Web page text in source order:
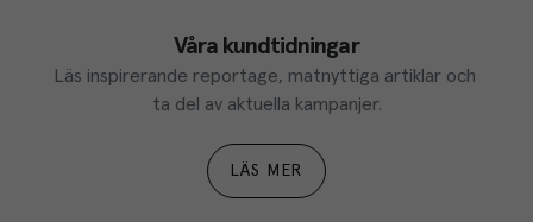
Våra kundtidningar
Läs inspirerande reportage, matnyttiga artiklar och
ta del av aktuella kampanjer.
LÄS MER